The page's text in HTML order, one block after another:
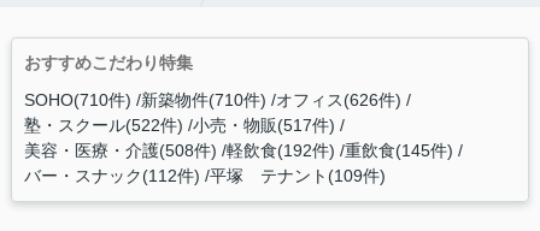
おすすめこだわり特集
SOHO(710件) 新築物件(710件) オフィス(626件)
塾・スクール(522件) 小売・物販(517件)
美容・医療・介護(508件) 軽飲食(192件) 重飲食(145件)
バー・スナック(112件) 平塚 テナント(109件)